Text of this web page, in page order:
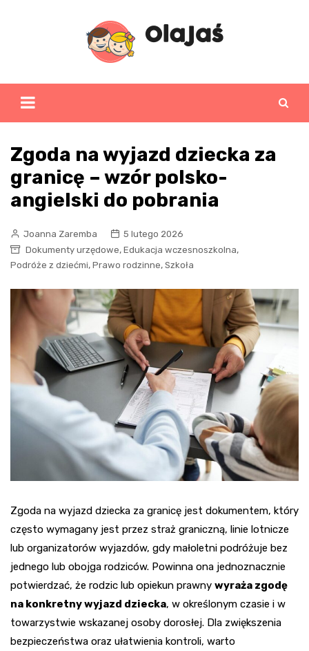
Zgoda na wyjazd dziecka za
granicę – wzór polsko-
angielski do pobrania
Joanna Zaremba
5 lutego 2026
Dokumenty urzędowe, Edukacja wczesnoszkolna,
Podróże z dziećmi, Prawo rodzinne, Szkoła
Zgoda na wyjazd dziecka za granicę jest dokumentem, który
często wymagany jest przez straż graniczną, linie lotnicze
lub organizatorów wyjazdów, gdy małoletni podróżuje bez
jednego lub obojga rodziców. Powinna ona jednoznacznie
potwierdzać, że rodzic lub opiekun prawny wyraża zgodę
na konkretny wyjazd dziecka, w określonym czasie i w
towarzystwie wskazanej osoby dorosłej. Dla zwiększenia
bezpieczeństwa oraz ułatwienia kontroli, warto